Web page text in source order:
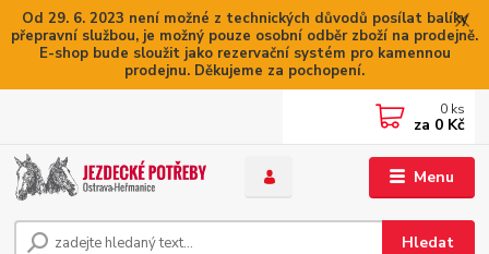
Od 29. 6. 2023 není možné z technických důvodů posílat balíky
přepravní službou, je možný pouze osobní odběr zboží na prodejně.
E-shop bude sloužit jako rezervační systém pro kamennou
prodejnu. Děkujeme za pochopení.
Menu
Hledat
0 ks
za 0 Kč